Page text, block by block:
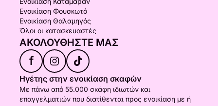
Ενοικίαση Φουσκωτό
Ενοικίαση Θαλαμηγός
Όλοι οι κατασκευαστές
ΑΚΟΛΟΥΘΉΣΤΕ ΜΑΣ
f
Ηγέτης στην ενοικίαση σκαφών
Με πάνω από 55.000 σκάφη ιδιωτών και
επαγγελματιών που διατίθενται προς ενοικίαση με ή